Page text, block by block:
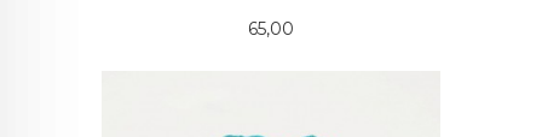
Pris
65,00